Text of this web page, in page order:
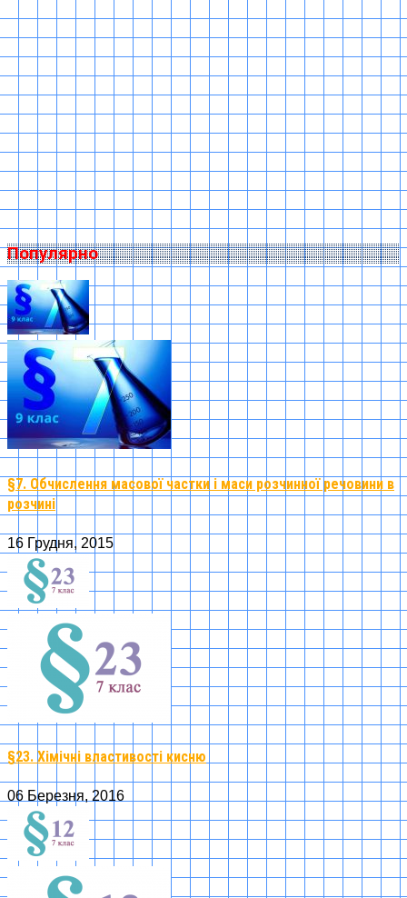
Популярно
§7. Обчислення масової частки і маси розчинної речовини в
розчині
16 Грудня, 2015
§23. Хімічні властивості кисню
06 Березня, 2016